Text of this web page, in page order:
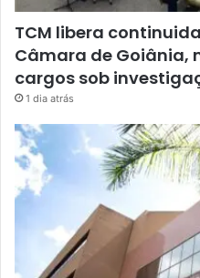
TCM libera
Câmara de Goiânia,
cargos sob
1 dia atrás